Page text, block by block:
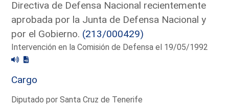
Directiva de Defensa Nacional recientemente
aprobada por la Junta de Defensa Nacional y
por el Gobierno. (213/000429)
Intervención en la Comisión de Defensa el 19/05/1992
Cargo
Diputado por Santa Cruz de Tenerife